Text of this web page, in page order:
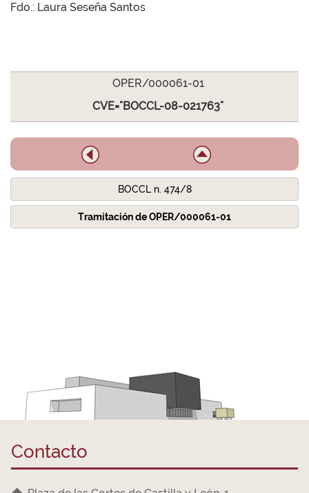
Fdo.: Laura Seseña Santos
OPER/000061-01
CVE="BOCCL-08-021763"
BOCCL n. 474/8
Tramitación de OPER/000061-01
Contacto